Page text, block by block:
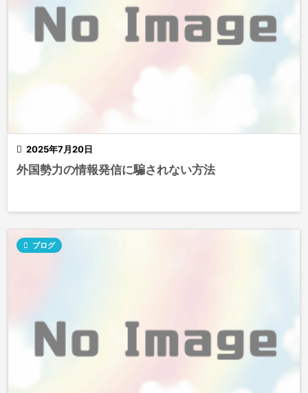
 2025年7月20日
外国勢力の情報発信に騙されない方法
 ブログ